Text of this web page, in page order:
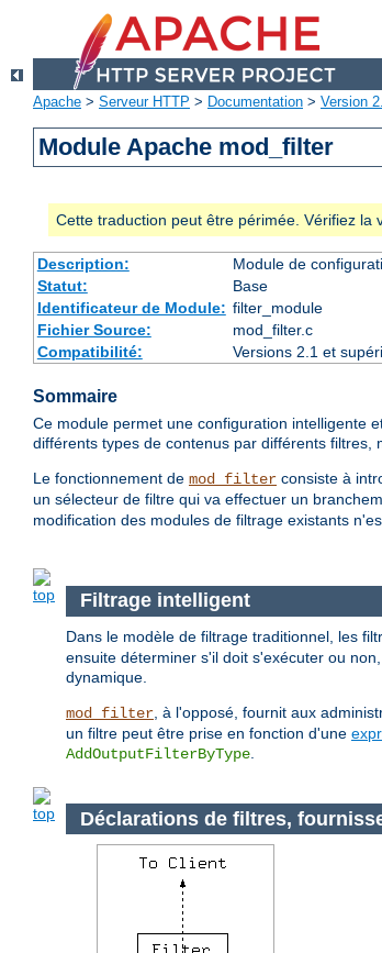
Apache > Serveur HTTP > Documentation > Version
Module Apache mod_filter
Cette traduction peut être périmée. Vérifiez la
Description:
Module de
Statut:
Base
Identificateur de Module: filter_module
Fichier Source:
mod_filter.c
Compatibilité:
Versions 2.1 et
Sommaire
Ce module permet une configuration intelligente
différents types de contenus par différents
Le fonctionnement de mod_filter consiste à
un sélecteur de filtre qui va effectuer un
modification des modules de filtrage existants
Filtrage intelligent
Dans le modèle de filtrage traditionnel, les
ensuite déterminer s'il doit s'exécuter ou
dynamique.
mod_filter , à l'opposé, fournit aux
un filtre peut être prise en fonction d'une
AddOutputFilterByType
Déclarations de filtres,